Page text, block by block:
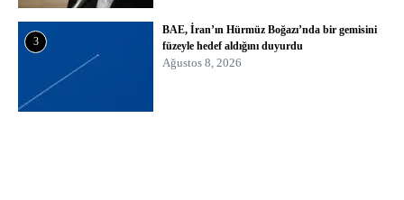
3
BAE, İran’ın Hürmüz Boğazı’nda bir gemisini
füzeyle hedef aldığını duyurdu
Ağustos 8, 2026